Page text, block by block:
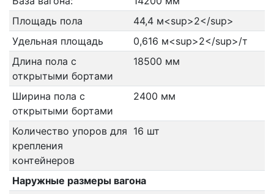
Площадь пола
44,4 м<sup>2</sup>
Удельная площадь
0,616 м<sup>2</sup>/т
Длина пола с
открытыми бортами
18500 мм
Ширина пола с
открытыми бортами
2400 мм
Количество упоров для
крепления
контейнеров
16 шт
Наружные размеры вагона